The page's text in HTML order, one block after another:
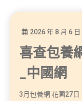
2026 年 8 月 6 日
喜查包養
_中國網
3月包養網 花圃27